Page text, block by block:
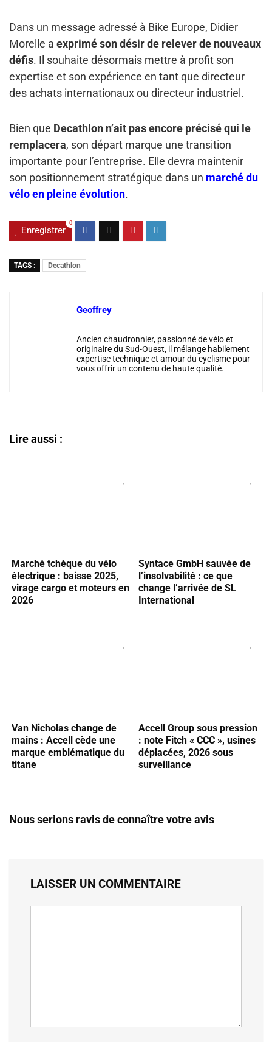
Dans un message adressé à Bike Europe, Didier
Morelle a exprimé son désir de relever de nouveaux
défis. Il souhaite désormais mettre à profit son
expertise et son expérience en tant que directeur
des achats internationaux ou directeur industriel.
Bien que Decathlon n’ait pas encore précisé qui le
remplacera, son départ marque une transition
importante pour l’entreprise. Elle devra maintenir
son positionnement stratégique dans un marché du
vélo en pleine évolution.
Enregistrer
0
TAGS : Decathlon
Geoffrey
Ancien chaudronnier, passionné de vélo et
originaire du Sud-Ouest, il mélange habilement
expertise technique et amour du cyclisme pour
vous offrir un contenu de haute qualité.
Lire aussi :
Marché tchèque du vélo
électrique : baisse 2025,
virage cargo et moteurs en
2026
Syntace GmbH sauvée de
l’insolvabilité : ce que
change l’arrivée de SL
International
Van Nicholas change de
mains : Accell cède une
marque emblématique du
titane
Accell Group sous pression
: note Fitch « CCC », usines
déplacées, 2026 sous
surveillance
Nous serions ravis de connaître votre avis
LAISSER UN COMMENTAIRE